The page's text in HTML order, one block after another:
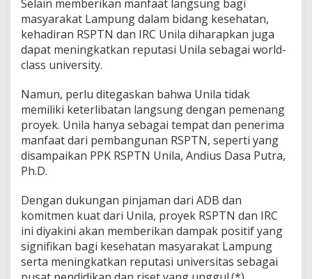
r
s
i
t
Selain memberikan manfaat langsung bagi
masyarakat Lampung dalam bidang kesehatan,
kehadiran RSPTN dan IRC Unila diharapkan juga
dapat meningkatkan reputasi Unila sebagai world-
class university.
Namun, perlu ditegaskan bahwa Unila tidak
memiliki keterlibatan langsung dengan pemenang
proyek. Unila hanya sebagai tempat dan penerima
manfaat dari pembangunan RSPTN, seperti yang
disampaikan PPK RSPTN Unila, Andius Dasa Putra,
Ph.D.
Dengan dukungan pinjaman dari ADB dan
komitmen kuat dari Unila, proyek RSPTN dan IRC
ini diyakini akan memberikan dampak positif yang
signifikan bagi kesehatan masyarakat Lampung
serta meningkatkan reputasi universitas sebagai